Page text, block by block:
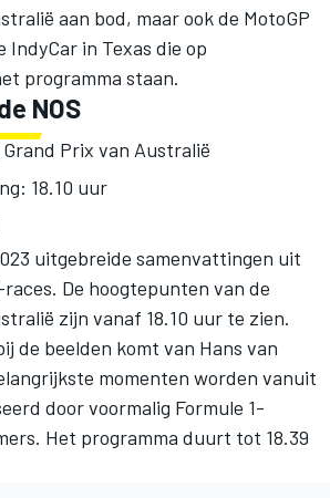
aan bod, maar ook de MotoGP
IndyCar in Texas die op
programma staan.
NOS
Prix van Australië
18.10 uur
uitgebreide samenvattingen uit
De hoogtepunten van de
zijn vanaf 18.10 uur te zien.
de beelden komt van Hans van
momenten worden vanuit
door voormalig Formule 1-
Het programma duurt tot 18.39